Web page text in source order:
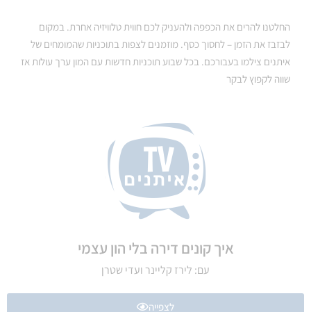
החלטנו להרים את הכפפה ולהעניק לכם חווית טלוויזיה אחרת. במקום
לבזבז את הזמן – לחסוך כסף. מוזמנים לצפות בתוכניות שהמומחים של
איתנים צילמו בעבורכם. בכל שבוע תוכניות חדשות עם המון ערך עולות אז
שווה לקפוץ לבקר
איך קונים דירה בלי הון עצמי
עם: לירז קליינר ועדי שטרן
לצפייה